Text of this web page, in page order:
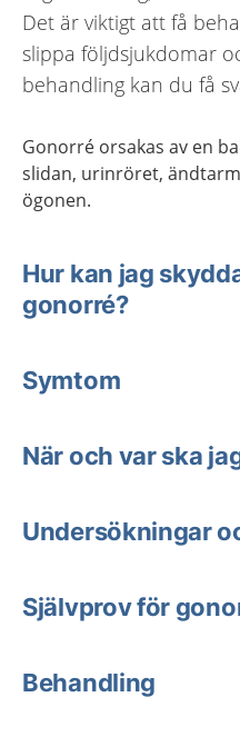
Det är viktigt att få
slippa följdsjukdomar
behandling kan du få
Gonorré orsakas av en
slidan, urinröret,
ögonen.
Hur kan jag
gonorré?
Symtom
När och var ska
Undersökningar
Självprov för
Behandling